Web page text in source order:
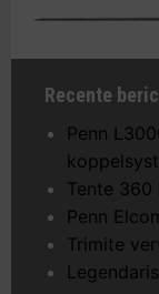
Recente
Penn
Tente 360
Penn
Trimite